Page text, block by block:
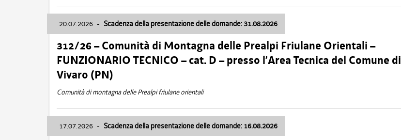
20.07.2026 - Scadenza della presentazione delle domande: 31.08.2026
312/26 – Comunità di Montagna delle Prealpi Friulane Orientali –
FUNZIONARIO TECNICO – cat. D – presso l’Area Tecnica del Comune di
Vivaro (PN)
Comunità di montagna delle Prealpi friulane orientali
17.07.2026 - Scadenza della presentazione delle domande: 16.08.2026